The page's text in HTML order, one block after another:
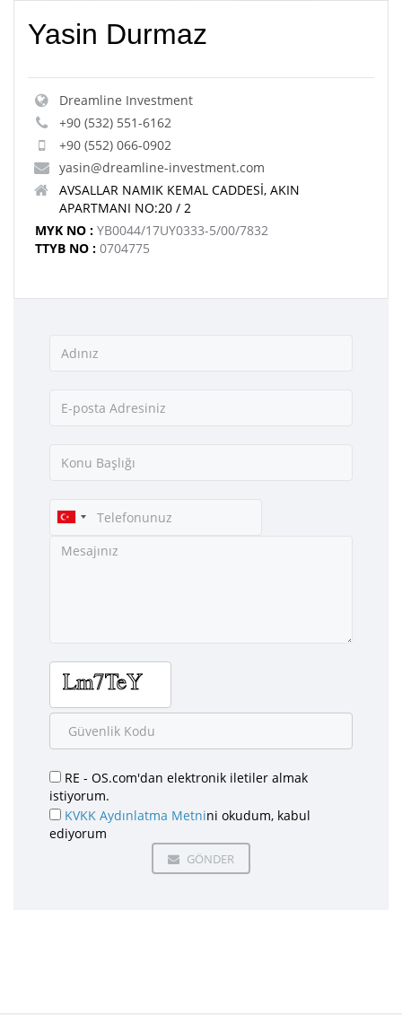
Yasin Durmaz
Dreamline Investment
+90 (532) 551-6162
+90 (552) 066-0902
yasin@dreamline-investment.com
AVSALLAR NAMIK KEMAL CADDESİ, AKIN
APARTMANI NO:20 / 2
MYK NO : YB0044/17UY0333-5/00/7832
TTYB NO : 0704775
RE - OS.com'dan elektronik iletiler almak
istiyorum.
KVKK Aydınlatma Metnini okudum, kabul
ediyorum
GÖNDER